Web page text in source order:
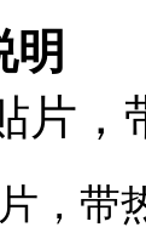
明
片，
，带